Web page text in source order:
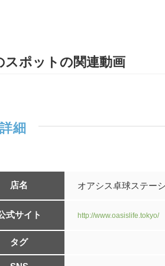
スポットの関連動画
細
店名 オアシス卓球ステー
式サイト http://www.oasislife.tokyo/
タグ